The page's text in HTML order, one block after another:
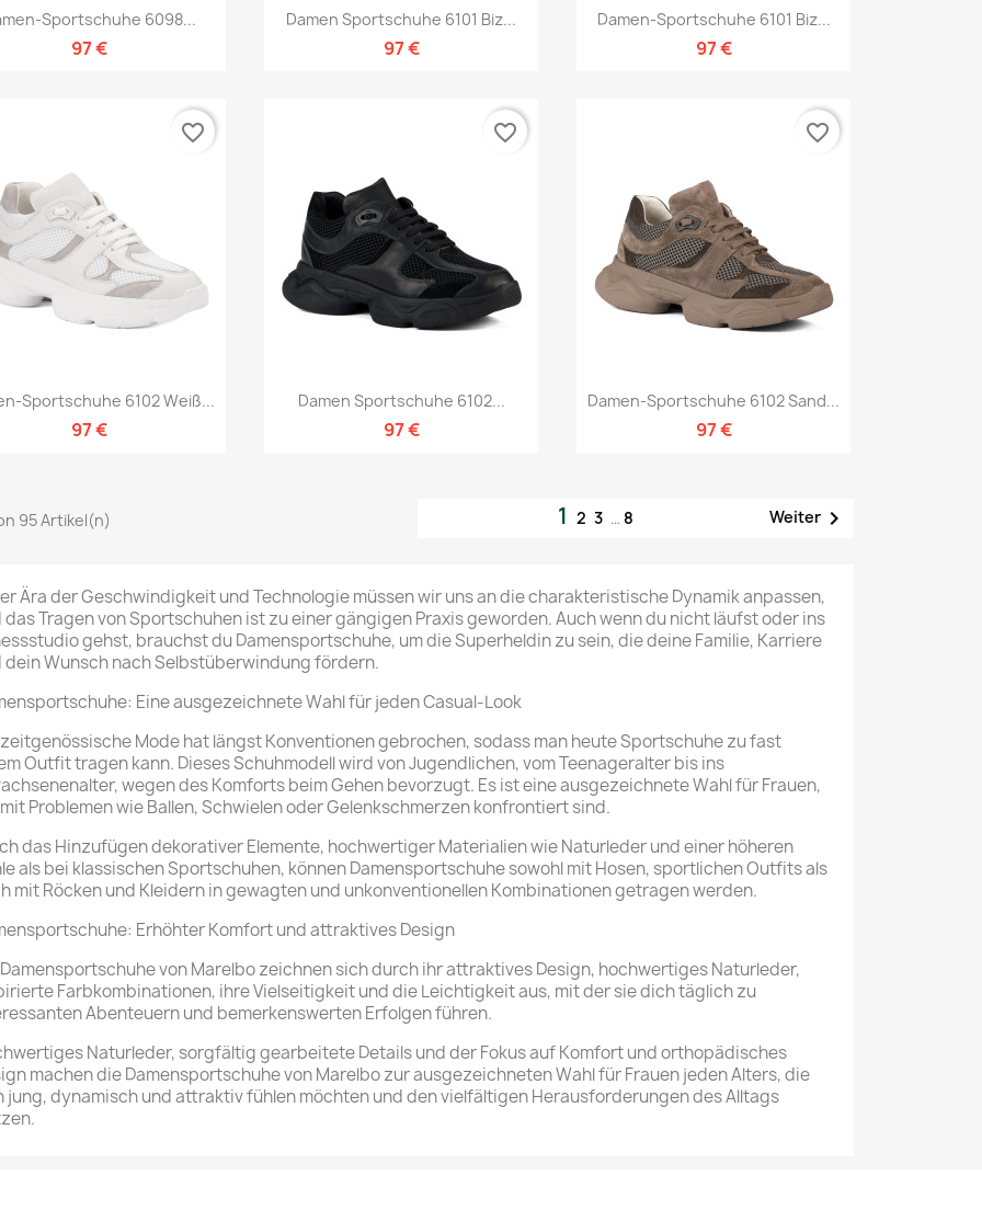
Vorschau
Sportschuhe 6098...
97 €
Vorschau
Damen Sportschuhe 6101 Biz...
97 €
Vorschau
Damen-Sportschuhe 6101 Biz...
97 €
Vorschau
Sportschuhe 6102 Weiß...
97 €
favorite_border
Vorschau
Damen Sportschuhe 6102...
97 €
favorite_border
Vorschau
Damen-Sportschuhe 6102 Sand...
97 €
favorite_border
95 Artikel(n) 123 … 8 Weiter
Ära der Geschwindigkeit und Technologie müssen wir uns an die charakteristische Dynamik anpassen,
das Tragen von Sportschuhen ist zu einer gängigen Praxis geworden. Auch wenn du nicht läufst oder ins
gehst, brauchst du Damensportschuhe, um die Superheldin zu sein, die deine Familie, Karriere
dein Wunsch nach Selbstüberwindung fördern.
Eine ausgezeichnete Wahl für jeden Casual-Look
Mode hat längst Konventionen gebrochen, sodass man heute Sportschuhe zu fast
Outfit tragen kann. Dieses Schuhmodell wird von Jugendlichen, vom Teenageralter bis ins
wegen des Komforts beim Gehen bevorzugt. Es ist eine ausgezeichnete Wahl für Frauen,
Problemen wie Ballen, Schwielen oder Gelenkschmerzen konfrontiert sind.
das Hinzufügen dekorativer Elemente, hochwertiger Materialien wie Naturleder und einer höheren
als bei klassischen Sportschuhen, können Damensportschuhe sowohl mit Hosen, sportlichen Outfits als
mit Röcken und Kleidern in gewagten und unkonventionellen Kombinationen getragen werden.
Erhöhter Komfort und attraktives Design
von Marelbo zeichnen sich durch ihr attraktives Design, hochwertiges Naturleder,
Farbkombinationen, ihre Vielseitigkeit und die Leichtigkeit aus, mit der sie dich täglich zu
Abenteuern und bemerkenswerten Erfolgen führen.
Naturleder, sorgfältig gearbeitete Details und der Fokus auf Komfort und orthopädisches
machen die Damensportschuhe von Marelbo zur ausgezeichneten Wahl für Frauen jeden Alters, die
jung, dynamisch und attraktiv fühlen möchten und den vielfältigen Herausforderungen des Alltags